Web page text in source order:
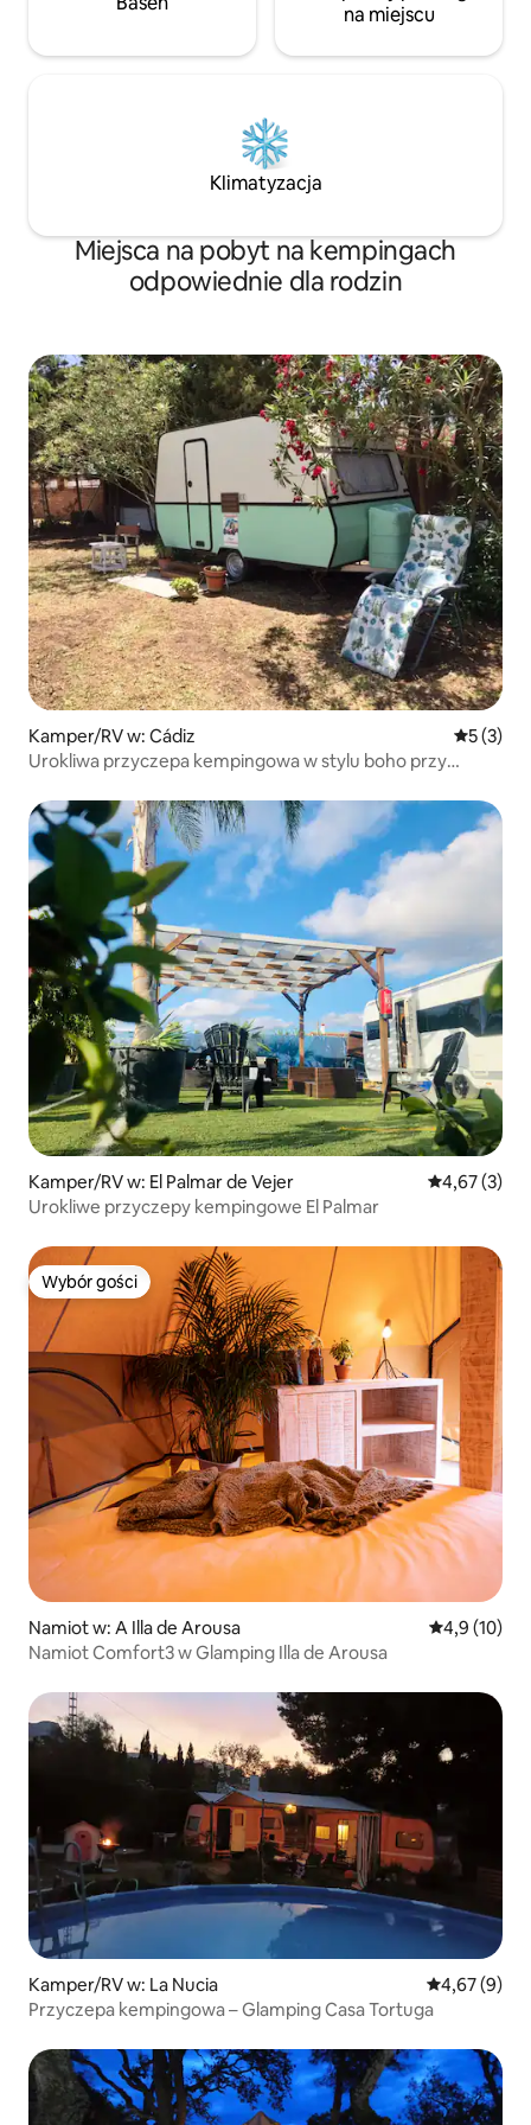
na miejscu
Klimatyzacja
Miejsca na pobyt na kempingach
odpowiednie dla rodzin
Kamper/RV w: Cádiz Średnia
5 (3)
Urokliwa przyczepa kempingowa w stylu boho przy
Kamper/RV w: El Palmar de Vejer Średnia
4,67 (3)
Urokliwe przyczepy kempingowe El Palmar
Wybór gości
Wybór gości
Namiot w: A Illa de Arousa Średnia
4,9 (10)
Namiot Comfort3 w Glamping Illa de Arousa
Kamper/RV w: La Nucia Średnia
4,67 (9)
Przyczepa kempingowa – Glamping Casa Tortuga